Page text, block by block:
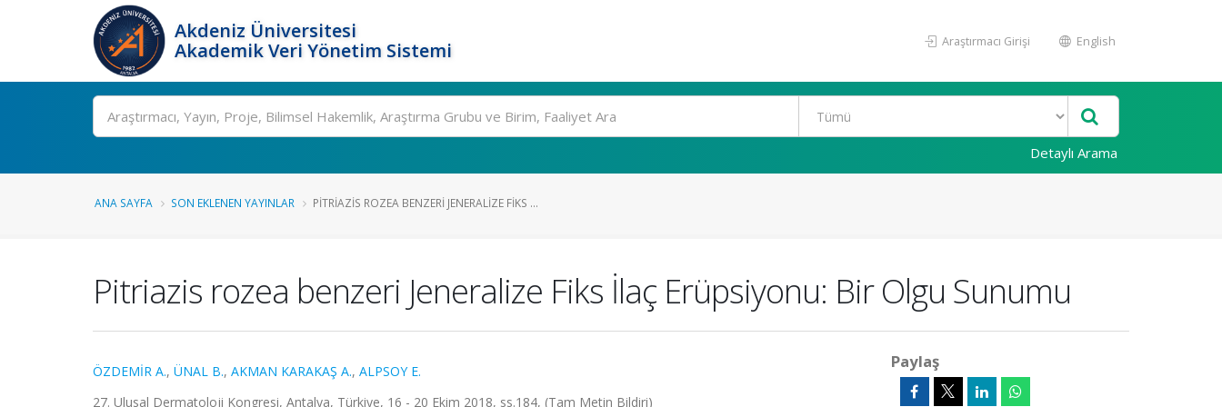
Akdeniz Üniversitesi
Akademik Veri Yönetim Sistemi
Araştırmacı Girişi English
Ara
Detaylı Arama
ANA SAYFA SON EKLENEN YAYINLAR PITRIAZIS ROZEA BENZERI JENERALIZE FIKS ...
Pitriazis rozea benzeri Jeneralize Fiks İlaç Erüpsiyonu: Bir Olgu Sunumu
ÖZDEMİR A., ÜNAL B., AKMAN KARAKAŞ A., ALPSOY E.
27. Ulusal Dermatoloji Kongresi, Antalya, Türkiye, 16 - 20 Ekim 2018, ss.184, (Tam Metin Bildiri)
Paylaş